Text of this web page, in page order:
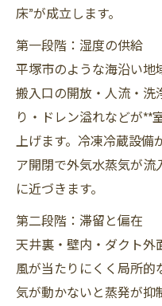
床”が成立します。
第一段階：湿度の供給
平塚市のような海沿い地
搬入口の開放・人流・
り・ドレン溢れなどが**
上げます。冷凍冷蔵設備
ア開閉で外気水蒸気が
に近づきます。
第二段階：滞留と偏在
天井裏・壁内・ダクト外
風が当たりにくく局所的
気が動かないと蒸発が抑